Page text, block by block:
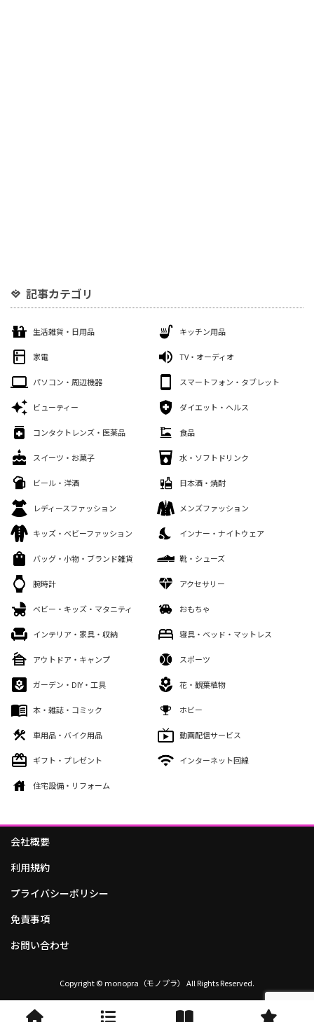
記事カテゴリ
生活雑貨・日用品 キッチン用品
家電 TV・オーディオ
パソコン・周辺機器 スマートフォン・タブレット
ビューティー ダイエット・ヘルス
コンタクトレンズ・医薬品 食品
スイーツ・お菓子 水・ソフトドリンク
ビール・洋酒 日本酒・焼酎
レディースファッション メンズファッション
キッズ・ベビーファッション インナー・ナイトウェア
バッグ・小物・ブランド雑貨 靴・シューズ
腕時計 アクセサリー
ベビー・キッズ・マタニティ おもちゃ
インテリア・家具・収納 寝具・ベッド・マットレス
アウトドア・キャンプ スポーツ
ガーデン・DIY・工具 花・観葉植物
本・雑誌・コミック ホビー
車用品・バイク用品 動画配信サービス
ギフト・プレゼント インターネット回線
住宅設備・リフォーム
会社概要
利用規約
プライバシーポリシー
免責事項
お問い合わせ
Copyright © monopra（モノプラ） All Rights Reserved.